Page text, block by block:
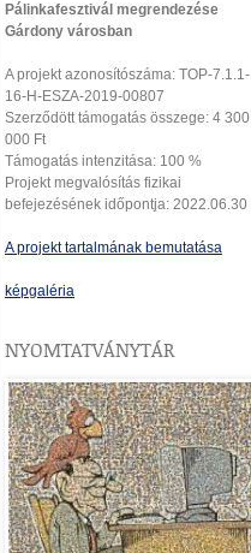
Pálinkafesztivál megrendezése
Gárdony városban
A projekt azonosítószáma: TOP-7.1.1-
16-H-ESZA-2019-00807
Szerződött támogatás összege: 4 300
000 Ft
Támogatás intenzitása: 100 %
Projekt megvalósítás fizikai
befejezésének időpontja: 2022.06.30
A projekt tartalmának bemutatása
képgaléria
NYOMTATVÁNYTÁR